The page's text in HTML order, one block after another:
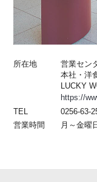
所在地
営業セン
本社・洋
LUCKY
https://
TEL
0256-63-
営業時間
月～金曜